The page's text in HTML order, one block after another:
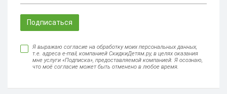
Подписаться
Я выражаю согласие на обработку моих персональных данных,
т.е. адреса e-mail, компанией СкидкиДетям.ру, в целях оказания
мне услуги «Подписка», предоставляемой компанией. Я осознаю,
что моё согласие может быть отменено в любое время.